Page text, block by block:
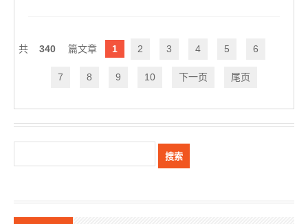
340 1 2 3 4 5 6
7 8 9 10 下一页 尾页